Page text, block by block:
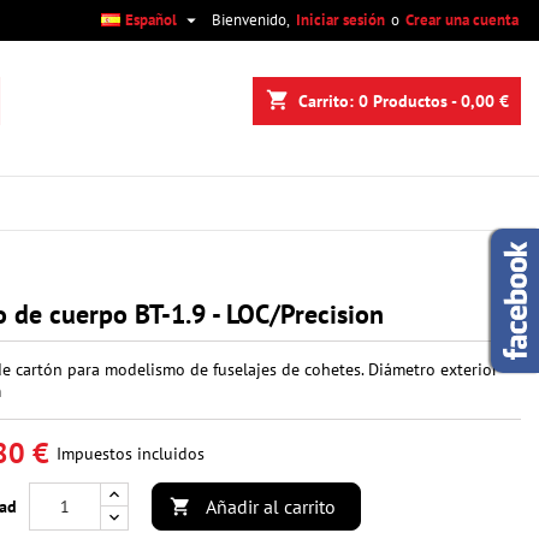
Bienvenido, Iniciar sesión o Crear una cuenta
Español 
shopping_cart Carrito: 0 Productos - 0,00 €
de cuerpo BT-1.9 - LOC/Precision
cartón para modelismo de fuselajes de cohetes. Diámetro exterior
€ Impuestos incluidos
 Añadir al carrito